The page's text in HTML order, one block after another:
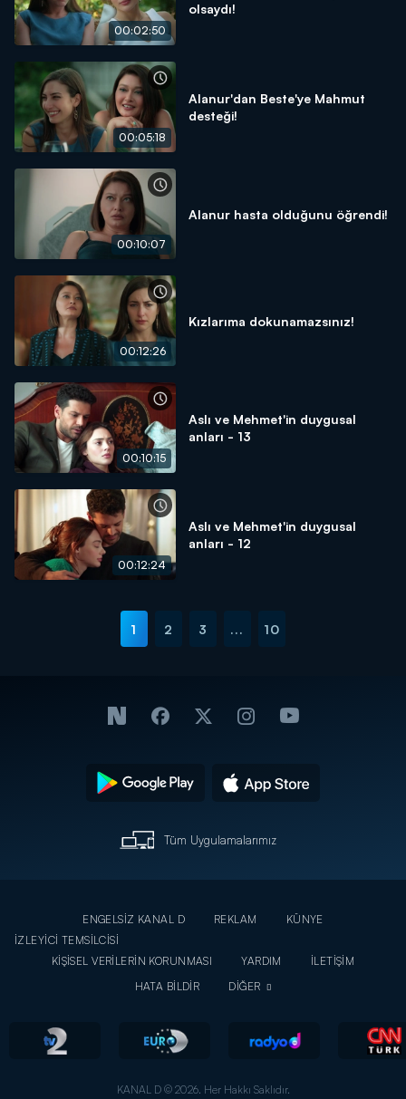
00:02:50
olsaydı!
00:05:18
Alanur'dan Beste'ye Mahmut
desteği!
00:10:07
Alanur hasta olduğunu öğrendi!
00:12:26
Kızlarıma dokunamazsınız!
00:10:15
Aslı ve Mehmet'in duygusal
anları - 13
00:12:24
Aslı ve Mehmet'in duygusal
anları - 12
1 2 3 ... 10
Tüm Uygulamalarımız
ENGELSİZ KANAL D REKLAM
KÜNYE
İZLEYİCİ TEMSİLCİSİ
KİŞİSEL VERİLERİN KORUNMASI
YARDIM
İLETİŞİM
HATA BİLDİR
DİĞER
KANAL D © 2026. Her Hakkı Saklıdır.